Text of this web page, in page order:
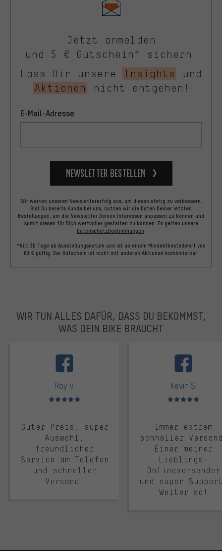
Jetzt anmelden
und 5 € Gutschein* sichern.
Lass Dir unsere
Insights
und
Aktionen
nicht entgehen!
E-Mail-Adresse
Newsletter bestellen
Wir werten unseren Newslettererfolg aus, um diesen stetig zu verbessern.
Bist Du bereits Kunde bei uns, nutzen wir die Daten Deiner letzten
Bestellungen, um die Newsletter Deinen Interessen anpassen zu können und
somit diesen für Dich wertvoller gestalten zu können. Es gelten unsere
Datenschutzbestimmungen.
*Gilt 30 Tage ab Ausstellungsdatum und ist ab einem Mindestbestellwert von
60 € gültig. Der Gutschein ist nicht mit anderen Aktionen kombinierbar.
WIR TUN ALLES DAFÜR, DASS DU BEKOMMST,
WAS DEIN BIKE BRAUCHT
Roy V.
Bewertungen: 5 von 5
Guter Preis, super
Auswahl,
freundlicher
Service am Telefon
und schneller
Versand.
Kevin S.
Bewertungen: 5 von 5
Immer extrem
schneller
Einer meiner
Lieblings-
Onlineversender
und super
Weiter so!